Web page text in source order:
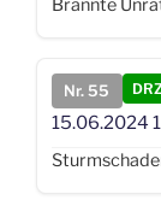
Brannte
Nr. 55
15.06.2024